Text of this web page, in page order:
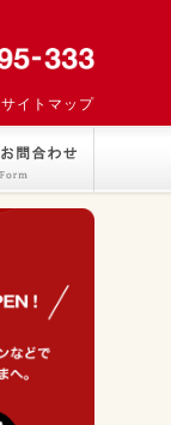
サイトマップ